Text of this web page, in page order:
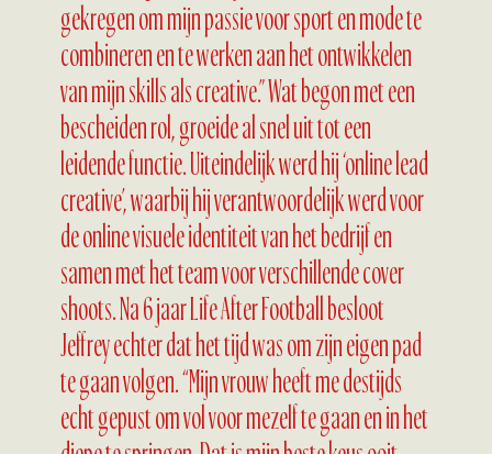
gekregen om mijn passie voor sport en mode te
combineren en te werken aan het ontwikkelen
van mijn skills als creative.” Wat begon met een
bescheiden rol, groeide al snel uit tot een
leidende functie. Uiteindelijk werd hij ‘online lead
creative’, waarbij hij verantwoordelijk werd voor
de online visuele identiteit van het bedrijf en
samen met het team voor verschillende cover
shoots. Na 6 jaar Life After Football besloot
Jeffrey echter dat het tijd was om zijn eigen pad
te gaan volgen. “Mijn vrouw heeft me destijds
echt gepust om vol voor mezelf te gaan en in het